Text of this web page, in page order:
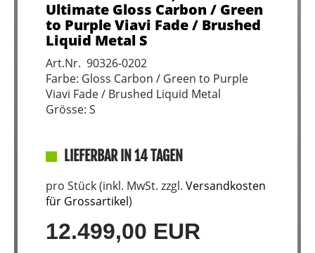
Ultimate Gloss Carbon / Green
to Purple Viavi Fade / Brushed
Liquid Metal S
Art.Nr. 90326-0202
Farbe: Gloss Carbon / Green to Purple
Viavi Fade / Brushed Liquid Metal
Grösse: S
LIEFERBAR IN 14 TAGEN
pro Stück (inkl. MwSt. zzgl. Versandkosten
für Grossartikel)
12.499,00 EUR